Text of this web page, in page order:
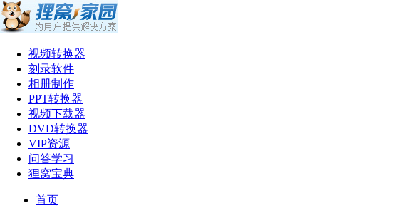
视频转换器
刻录软件
相册制作
PPT转换器
视频下载器
DVD转换器
VIP资源
问答学习
狸窝宝典
首页